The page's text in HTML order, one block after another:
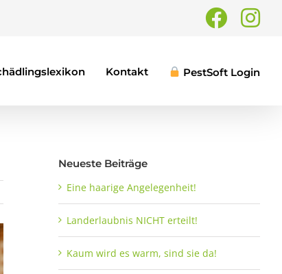
Kontakt PestSoft Login
Neueste Beiträge
Eine haarige Angelegenheit!
Landerlaubnis NICHT erteilt!
Kaum wird es warm, sind sie da!